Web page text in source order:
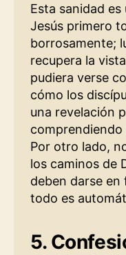
Esta sanidad
Jesús primero
borrosamente;
recupera la
pudiera verse
cómo los
una revelación
comprendiendo
Por otro lado,
los caminos de
deben darse
todo es
5.